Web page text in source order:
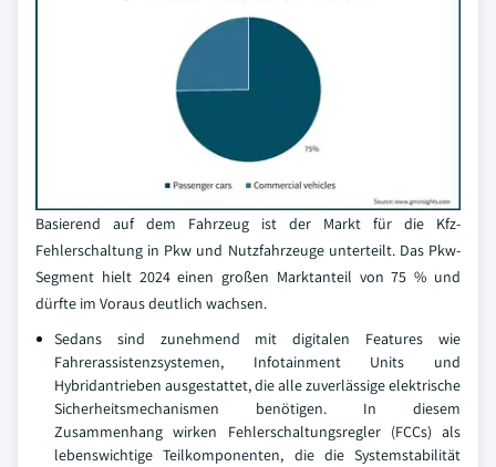
Basierend auf dem Fahrzeug ist der Markt für die Kfz-
Fehlerschaltung in Pkw und Nutzfahrzeuge unterteilt. Das Pkw-
Segment hielt 2024 einen großen Marktanteil von 75 % und
dürfte im Voraus deutlich wachsen.
Sedans sind zunehmend mit digitalen Features wie
Fahrerassistenzsystemen, Infotainment Units und
Hybridantrieben ausgestattet, die alle zuverlässige elektrische
Sicherheitsmechanismen benötigen. In diesem
Zusammenhang wirken Fehlerschaltungsregler (FCCs) als
lebenswichtige Teilkomponenten, die die Systemstabilität